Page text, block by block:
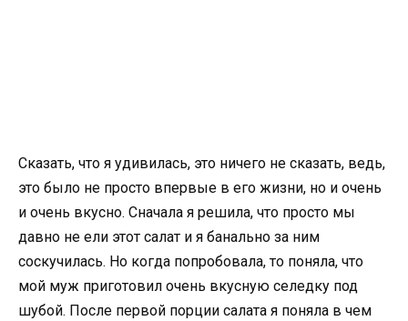
Сказать, что я удивилась, это ничего не сказать, ведь,
это было не просто впервые в его жизни, но и очень
и очень вкусно. Сначала я решила, что просто мы
давно не ели этот салат и я банально за ним
соскучилась. Но когда попробовала, то поняла, что
мой муж приготовил очень вкусную селедку под
шубой. После первой порции салата я поняла в чем